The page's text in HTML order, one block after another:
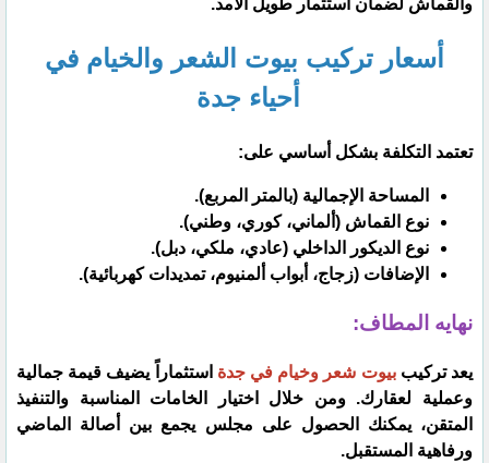
والقماش لضمان استثمار طويل الأمد.
​أسعار تركيب بيوت الشعر والخيام في
أحياء جدة
​تعتمد التكلفة بشكل أساسي على:
​المساحة الإجمالية (بالمتر المربع).
​نوع القماش (ألماني، كوري، وطني).
​نوع الديكور الداخلي (عادي، ملكي، دبل).
​الإضافات (زجاج، أبواب ألمنيوم، تمديدات كهربائية).
​نهايه المطاف:
​يعد تركيببيوت شعر وخيام في جدة استثماراً يضيف قيمة جمالية
وعملية لعقارك. ومن خلال اختيار الخامات المناسبة والتنفيذ
المتقن، يمكنك الحصول على مجلس يجمع بين أصالة الماضي
ورفاهية المستقبل.